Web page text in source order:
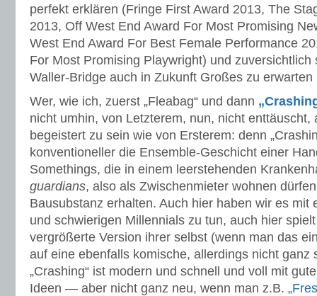
perfekt erklären (Fringe First Award 2013, The
2013, Off West End Award For Most Promising
West End Award For Best Female Performance
For Most Promising Playwright) und zuversichtlich
Waller-Bridge auch in Zukunft Großes zu erwarten
Wer, wie ich, zuerst „Fleabag“ und dann
nicht umhin, von Letzterem, nun, nicht enttäuscht,
begeistert zu sein wie von Ersterem: denn
konventioneller die Ensemble-Geschicht einer
Somethings, die in einem leerstehenden
guardians, also als Zwischenmieter wohnen
Bausubstanz erhalten. Auch hier haben wir es mit
und schwierigen Millennials zu tun, auch hier
vergrößerte Version ihrer selbst (wenn man das
auf eine ebenfalls komische, allerdings nicht ganz
„Crashing“ ist modern und schnell und voll mit
Ideen — aber nicht ganz neu, wenn man z.B.